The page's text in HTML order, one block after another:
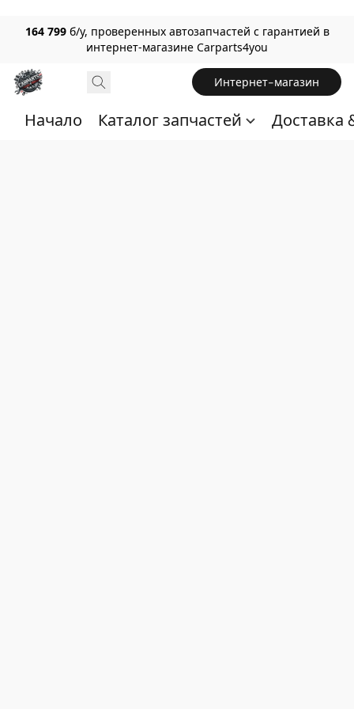
164 799 б/у, проверенных автозапчастей с гарантией в
интернет-магазине Carparts4you
Интернет-магазин
Начало Каталог запчастей Доставка